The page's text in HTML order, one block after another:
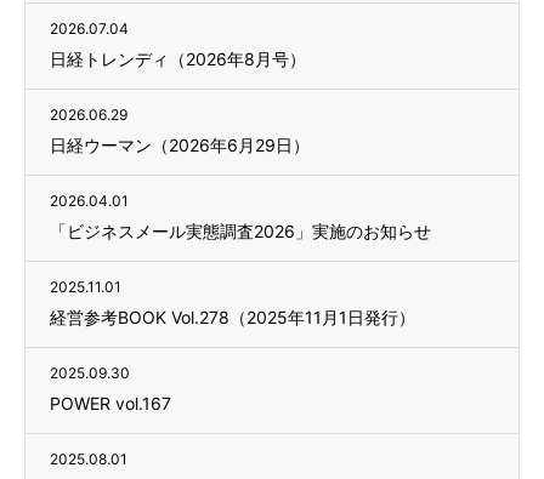
2026.07.04
日経トレンディ（2026年8月号）
2026.06.29
日経ウーマン（2026年6月29日）
2026.04.01
「ビジネスメール実態調査2026」実施のお知らせ
2025.11.01
経営参考BOOK Vol.278（2025年11月1日発行）
2025.09.30
POWER vol.167
2025.08.01